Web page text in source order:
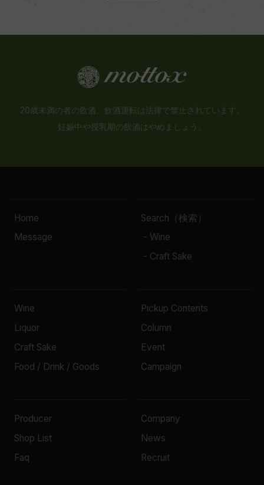
20歳未満の者の飲酒、飲酒運転は法律で禁止されています。
妊娠中や授乳期の飲酒はやめましょう。
Home
Message
Search（検索）
- Wine
- Craft Sake
Wine
Liquor
Craft Sake
Food / Drink / Goods
Pickup Contents
Column
Event
Campaign
Producer
Shop List
Faq
Company
News
Recruit